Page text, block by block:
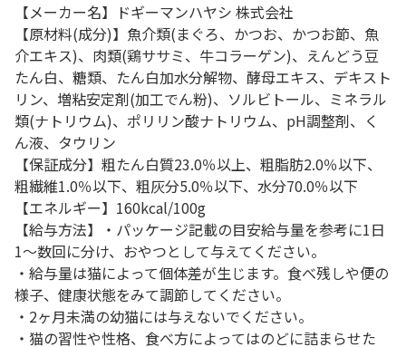
【メーカー名】ドギーマンハヤシ 株式会社
【原材料(成分)】魚介類(まぐろ、かつお、かつお節、魚
介エキス)、肉類(鶏ササミ、牛コラーゲン)、えんどう豆
たん白、糖類、たん白加水分解物、酵母エキス、デキスト
リン、増粘安定剤(加工でん粉)、ソルビトール、ミネラル
類(ナトリウム)、ポリリン酸ナトリウム、pH調整剤、く
ん液、タウリン
【保証成分】粗たん白質23.0％以上、粗脂肪2.0％以下、
粗繊維1.0％以下、粗灰分5.0％以下、水分70.0％以下
【エネルギー】160kcal/100g
【給与方法】・パッケージ記載の目安給与量を参考に1日
1～数回に分け、おやつとして与えてください。
・給与量は猫によって個体差が生じます。食べ残しや便の
様子、健康状態をみて調節してください。
・2ヶ月未満の幼猫には与えないでください。
・猫の習性や性格、食べ方によってはのどに詰まらせた